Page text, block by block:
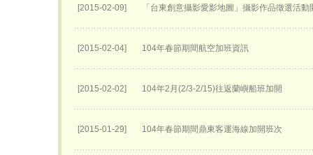
[2015-02-09] 「台東創意攝影愛影地圖」攝影作品徵選活動
[2015-02-04] 104年春節期間航空加班資訊
[2015-02-02] 104年2月(2/3-2/15)往返蘭嶼船班加開
[2015-01-29] 104年春節期間鼎東客運海線加開班次